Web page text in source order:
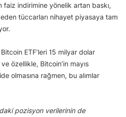
faiz indirimine yönelik artan baskı,
tüccarları nihayet piyasaya tam
ETF’leri 15 milyar dolar
özellikle, Bitcoin’in mayıs
olmasına rağmen, bu alımlar
pozisyon verilerinin de